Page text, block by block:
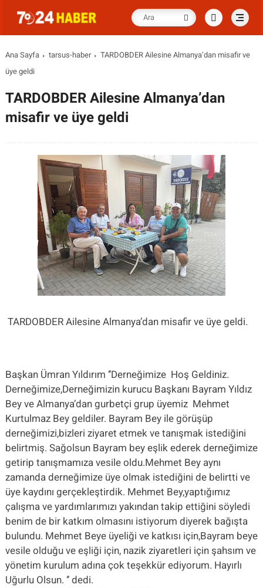
Ana Sayfa tarsus-haber
TARDOBDER Ailesine Almanya’dan misafir ve
üye geldi
TARDOBDER Ailesine Almanya’dan
misafir ve üye geldi
TARDOBDER Ailesine Almanya’dan misafir ve üye geldi.
Başkan Ümran Yıldırım ‘’Derneğimize Hoş Geldiniz.
Derneğimize,Derneğimizin kurucu Başkanı Bayram Yıldız
Bey ve Almanya’dan gurbetçi grup üyemiz Mehmet
Kurtulmaz Bey geldiler. Bayram Bey ile görüşüp
derneğimizi,bizleri ziyaret etmek ve tanışmak istediğini
belirtmiş. Sağolsun Bayram bey eşlik ederek derneğimize
getirip tanışmamıza vesile oldu.Mehmet Bey aynı
zamanda derneğimize üye olmak istediğini de belirtti ve
üye kaydını gerçekleştirdik. Mehmet Bey,yaptığımız
çalışma ve yardımlarımızı yakından takip ettiğini söyledi
benim de bir katkım olmasını istiyorum diyerek bağışta
bulundu. Mehmet Beye üyeliği ve katkısı için,Bayram beye
vesile olduğu ve eşliği için, nazik ziyaretleri için şahsım ve
yönetim kurulum adına çok teşekkür ediyorum. Hayırlı
Uğurlu Olsun. ‘’ dedi.